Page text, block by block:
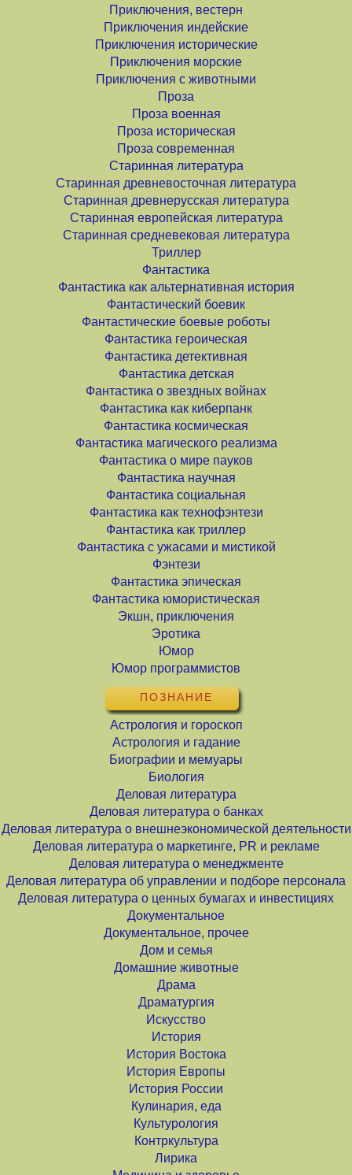
Приключения, вестерн
Приключения индейские
Приключения исторические
Приключения морские
Приключения с животными
Проза
Проза военная
Проза историческая
Проза современная
Старинная литература
Старинная древневосточная литература
Старинная древнерусская литература
Старинная европейская литература
Старинная средневековая литература
Триллер
Фантастика
Фантастика как альтернативная история
Фантастический боевик
Фантастические боевые роботы
Фантастика героическая
Фантастика детективная
Фантастика детская
Фантастика о звездных войнах
Фантастика как киберпанк
Фантастика космическая
Фантастика магического реализма
Фантастика о мире пауков
Фантастика научная
Фантастика социальная
Фантастика как технофэнтези
Фантастика как триллер
Фантастика с ужасами и мистикой
Фэнтези
Фантастика эпическая
Фантастика юмористическая
Экшн, приключения
Эротика
Юмор
Юмор программистов
ПОЗНАНИЕ
Астрология и гороскоп
Астрология и гадание
Биографии и мемуары
Биология
Деловая литература
Деловая литература о банках
Деловая литература о внешнеэкономической деятельности
Деловая литература о маркетинге, PR и рекламе
Деловая литература о менеджменте
Деловая литература об управлении и подборе персонала
Деловая литература о ценных бумагах и инвестициях
Документальное
Документальное, прочее
Дом и семья
Домашние животные
Драма
Драматургия
Искусство
История
История Востока
История Европы
История России
Кулинария, еда
Культурология
Контркультура
Лирика